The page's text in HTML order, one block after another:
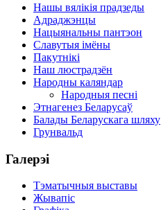
Нашы вялікія прадзеды
Адраджэнцы
Нацыянальны пантэон
Славутыя імёны
Пакутнікі
Наш люстрадзён
Народны каляндар
Народныя песні
Этнагенез Беларусаў
Балады Беларускага шляху
Грунвальд
Галерэі
Тэматычныя выставы
Жывапіс